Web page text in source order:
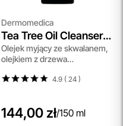
Dermomedica
Tea Tree Oil Cleanser
Black Edition
Olejek myjący ze skwalanem,
olejkiem z drzewa
lawendowym 150 ml
4.9 ( 24)
144,00 zł/150 ml